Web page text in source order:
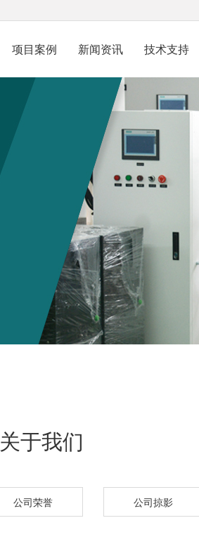
项目案例 新闻资讯 技术支持
关于我们
公司荣誉 公司掠影